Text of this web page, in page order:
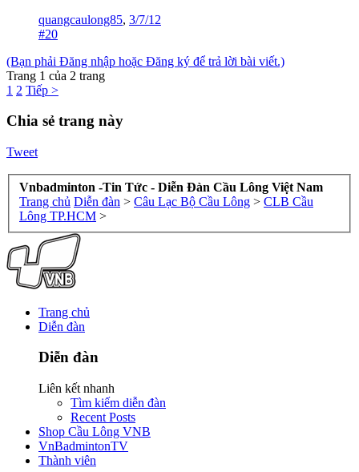
quangcaulong85, 3/7/12
#20
(Bạn phải Đăng nhập hoặc Đăng ký để trả lời bài viết.)
Trang 1 của 2 trang
1 2 Tiếp >
Chia sẻ trang này
Tweet
Vnbadminton -Tin Tức - Diễn Đàn Cầu Lông Việt Nam
Trang chủ Diễn đàn > Câu Lạc Bộ Cầu Lông > CLB Cầu
Lông TP.HCM >
Trang chủ
Diễn đàn
Diễn đàn
Liên kết nhanh
Tìm kiếm diễn đàn
Recent Posts
Shop Cầu Lông VNB
VnBadmintonTV
Thành viên